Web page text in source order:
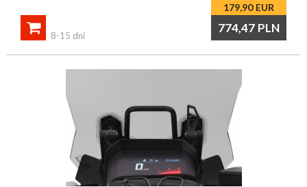
179,90 EUR
774,47 PLN

8-15 dni